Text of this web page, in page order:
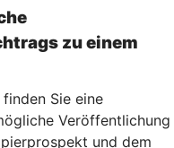
zu einem
Sie eine
Veröffentlichung
und dem